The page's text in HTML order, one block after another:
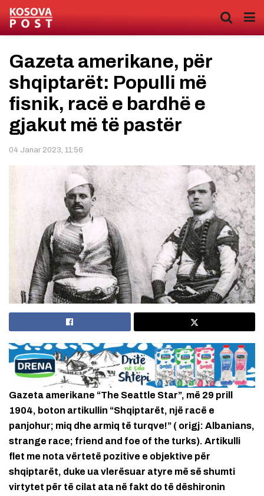
Gazeta amerikane, për
shqiptarët: Populli më
fisnik, racë e bardhë e
gjakut më të pastër
04 Janar 2023, 11:56
Gazeta amerikane “The Seattle Star”, më 29 prill
1904, boton artikullin “Shqiptarët, një racë e
panjohur; miq dhe armiq të turqve!” ( origj: Albanians,
strange race; friend and foe of the turks). Artikulli
flet me nota vërtetë pozitive e objektive për
shqiptarët, duke ua vlerësuar atyre më së shumti
virtytet për të cilat ata në fakt do të dëshironin